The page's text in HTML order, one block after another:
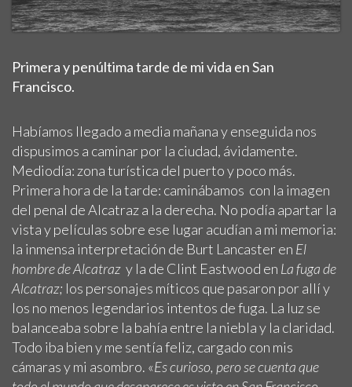
Primera y penúltima tarde de mi vida en San
Francisco.
Habíamos llegado a media mañana y enseguida nos
dispusimos a caminar por la ciudad, ávidamente.
Mediodía: zona turística del puerto y poco más.
Primera hora de la tarde: caminábamos con la imagen
del penal de Alcatraz a la derecha. No podía apartar la
vista y películas sobre ese lugar acudían a mi memoria:
la inmensa interpretación de Burt Lancaster en El
hombre de Alcatraz y la de Clint Eastwood en La fuga de
Alcatraz; los personajes míticos que pasaron por allí y
los no menos legendarios intentos de fuga. La luz se
balanceaba sobre la bahía entre la niebla y la claridad.
Todo iba bien y me sentía feliz, cargado con mis
cámaras y mi asombro. «Es curioso, pero se cuenta que